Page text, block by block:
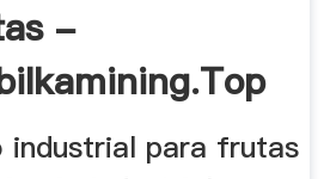
-
industrial para frutas